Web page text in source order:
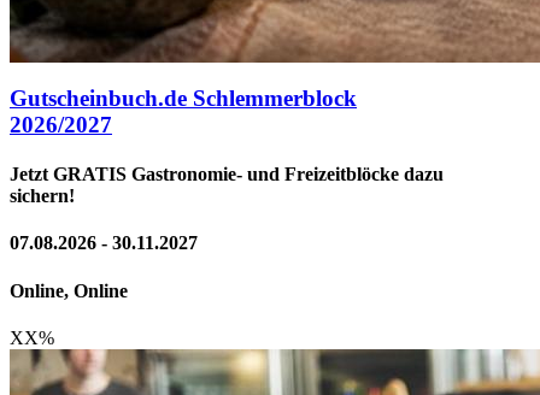
Gutscheinbuch.de Schlemmerblock
2026/2027
Jetzt GRATIS Gastronomie- und Freizeitblöcke dazu
sichern!
07.08.2026 - 30.11.2027
Online, Online
XX%